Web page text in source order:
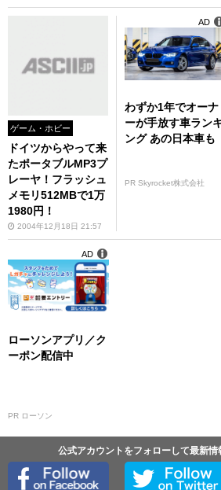
ゲーム・ホビー
ドイツからやって来
たポータブルMP3プ
レーヤ！フラッシュ
メモリ512MBで1万
1980円！
2004年12月18日 21:57
わずか1年でオーナ
ーが手放す車ラン
ング あの日本車も
PR Skyrocket株式会社
AD
ローソンアプリ／ク
ーポン配信中
PR ローソン
AD
公式アカウントをフォローして最新情